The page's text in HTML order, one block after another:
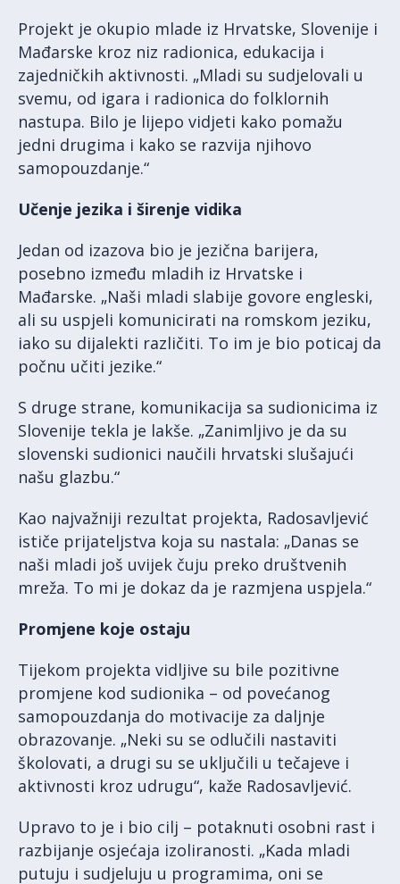
Projekt je okupio mlade iz Hrvatske, Slovenije i
Mađarske kroz niz radionica, edukacija i
zajedničkih aktivnosti. „Mladi su sudjelovali u
svemu, od igara i radionica do folklornih
nastupa. Bilo je lijepo vidjeti kako pomažu
jedni drugima i kako se razvija njihovo
samopouzdanje.“
Učenje jezika i širenje vidika
Jedan od izazova bio je jezična barijera,
posebno između mladih iz Hrvatske i
Mađarske. „Naši mladi slabije govore engleski,
ali su uspjeli komunicirati na romskom jeziku,
iako su dijalekti različiti. To im je bio poticaj da
počnu učiti jezike.“
S druge strane, komunikacija sa sudionicima iz
Slovenije tekla je lakše. „Zanimljivo je da su
slovenski sudionici naučili hrvatski slušajući
našu glazbu.“
Kao najvažniji rezultat projekta, Radosavljević
ističe prijateljstva koja su nastala: „Danas se
naši mladi još uvijek čuju preko društvenih
mreža. To mi je dokaz da je razmjena uspjela.“
Promjene koje ostaju
Tijekom projekta vidljive su bile pozitivne
promjene kod sudionika – od povećanog
samopouzdanja do motivacije za daljnje
obrazovanje. „Neki su se odlučili nastaviti
školovati, a drugi su se uključili u tečajeve i
aktivnosti kroz udrugu“, kaže Radosavljević.
Upravo to je i bio cilj – potaknuti osobni rast i
razbijanje osjećaja izoliranosti. „Kada mladi
putuju i sudjeluju u programima, oni se